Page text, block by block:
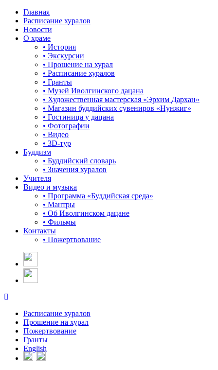
Главная
Расписание хуралов
Новости
О храме
• История
• Экскурсии
• Прошение на хурал
• Расписание хуралов
• Гранты
• Музей Иволгинского дацана
• Художественная мастерская «Эрхим Дархан»
• Магазин буддийских сувениров «Нунжиг»
• Гостиница у дацана
• Фотографии
• Видео
• 3D-тур
Буддизм
• Буддийский словарь
• Значения хуралов
Учителя
Видео и музыка
• Программа «Буддийская среда»
• Мантры
• Об Иволгинском дацане
• Фильмы
Контакты
• Пожертвование
Расписание хуралов
Прошение на хурал
Пожертвование
Гранты
English